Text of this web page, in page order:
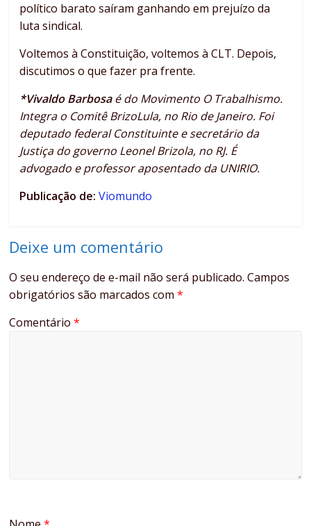
político barato saíram ganhando em prejuízo da
luta sindical.
Voltemos à Constituição, voltemos à CLT. Depois,
discutimos o que fazer pra frente.
*Vivaldo Barbosaé do Movimento O Trabalhismo.
Integra o Comitê BrizoLula, no Rio de Janeiro. Foi
deputado federal Constituinte e secretário da
Justiça do governo Leonel Brizola, no RJ. É
advogado e professor aposentado da UNIRIO.
Publicação de:Viomundo
Deixe um comentário
O seu endereço de e-mail não será publicado. Campos
obrigatórios são marcados com*
Comentário*